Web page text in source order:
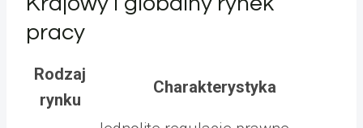
pracy
Rodzaj
rynku
Charakterystyka